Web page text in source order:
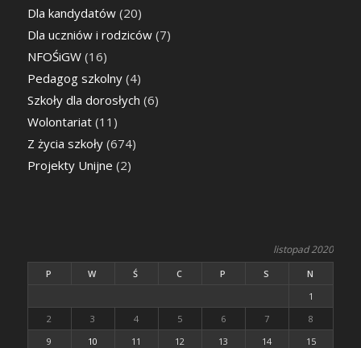
Dla kandydatów(20)
Dla uczniów i rodziców(7)
NFOŚiGW(16)
Pedagog szkolny(4)
Szkoły dla dorosłych (6)
Wolontariat(11)
Z życia szkoły(674)
Projekty Unijne (2)
listopad 2020
P W Ś C P S
N
1
2
3 4 5 6 7
8
9
10 11 12 13 14 15